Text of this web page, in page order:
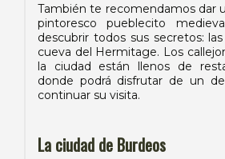
También te recomendamos dar
pintoresco pueblecito
descubrir todos sus secretos:
cueva del Hermitage. Los
la ciudad están llenos de
donde podrá disfrutar de un
continuar su visita.
La ciudad de Burdeos